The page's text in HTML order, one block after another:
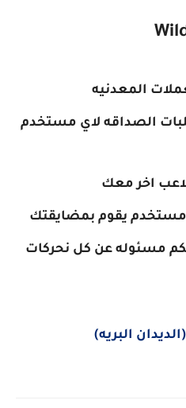
المعدنيه
الصداقه لاي مستخدم
اخر معك
مستخدم يقوم بمضايقتك
مسئوله عن كل نحركات